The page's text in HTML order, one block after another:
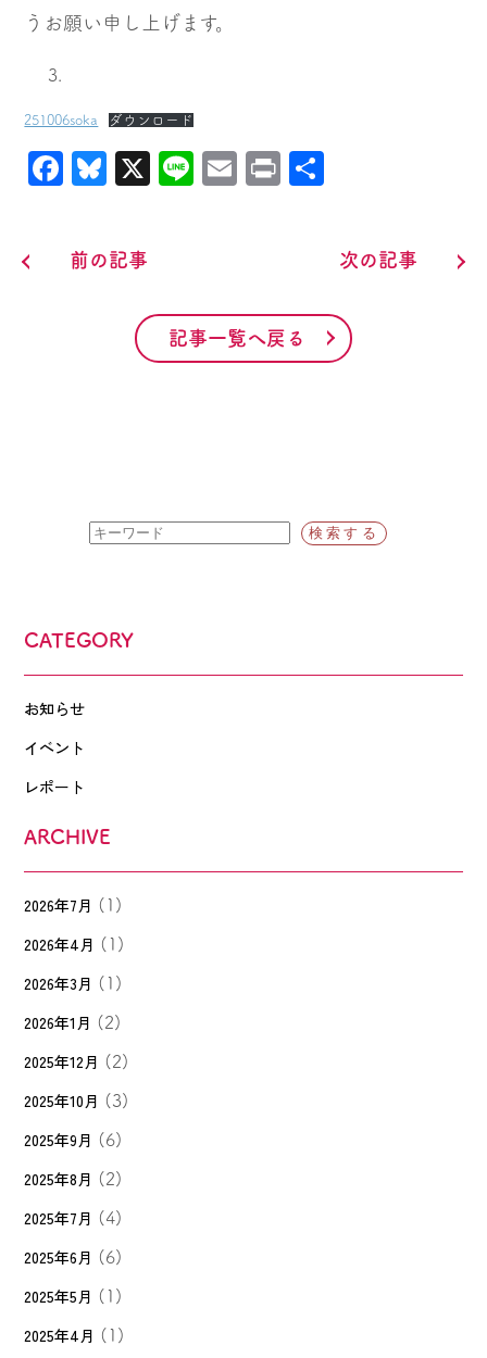
うお願い申し上げます。
251006soka ダウンロード
Facebook
Bluesky
X LineEmailPrint
前の記事
記事一覧へ戻る
次の記事
CATEGORY
お知らせ
イベント
レポート
ARCHIVE
2026年7月 (1)
2026年4月 (1)
2026年3月 (1)
2026年1月 (2)
2025年12月 (2)
2025年10月 (3)
2025年9月 (6)
2025年8月 (2)
2025年7月 (4)
2025年6月 (6)
2025年5月 (1)
2025年4月 (1)